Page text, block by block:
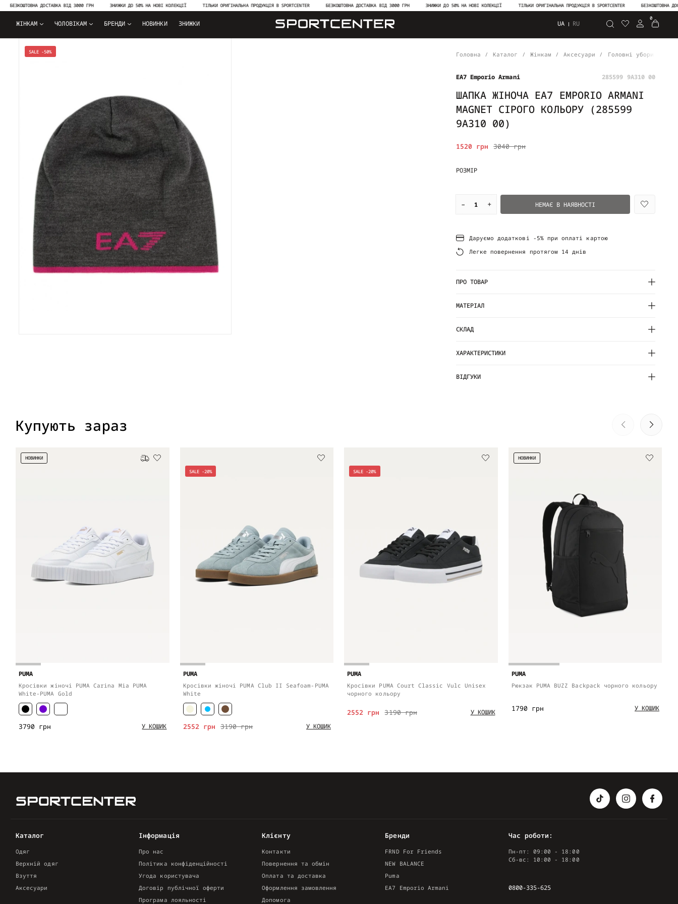
ДОСТАВКА ВІД 3000 ГРН ЗНИЖКИ ДО 50% НА НОВІ КОЛЕКЦІЇ ТІЛЬКИ ОРИГІНАЛЬНА ПРОДУКЦІЯ В SPORTCENTER БЕЗКОШТОВНА ДОСТАВКА ВІД 3000 ГРН ЗНИЖКИ ДО 50% НА НОВІ КОЛЕКЦІЇ ТІЛЬКИ ОРИГІНАЛЬНА ПРОДУКЦІЯ В SPORTCENTER БЕЗКОШТОВНА
ЖІНКАМ ЧОЛОВІКАМ БРЕНДИ НОВИНКИ ЗНИЖКИ UA RU Пошук
0
SALE -50% Головна Каталог Жінкам Аксесуари Головні убори
EA7 Emporio Armani 285599 9A310 00
ШАПКА ЖІНОЧА EA7 EMPORIO ARMANI
MAGNET СІРОГО КОЛЬОРУ (285599
9A310 00)
3040 грн
1520 грн
РОЗМІР
– + НЕМАЄ В НАЯВНОСТІ
Даруємо додаткові -5% при оплаті картою
Легке повернення протягом 14 днів
ПРО ТОВАР
МАТЕРІАЛ
СКЛАД
ХАРАКТЕРИСТИКИ
ВІДГУКИ
Купують зараз
НОВИНКИ Безкоштовна доставка
PUMA
Кросівки жіночі PUMA Carina Mia PUMA
White-PUMA Gold
3790 грн У КОШИК
SALE -20%
PUMA
Кросівки жіночі PUMA Club II Seafoam-PUMA
White
3190 грн
2552 грн У КОШИК
SALE -20%
PUMA
Кросівки PUMA Court Classic Vulc Unisex
чорного кольору
3190 грн
2552 грн У КОШИК
НОВИНКИ
PUMA
Рюкзак PUMA BUZZ Backpack чорного кольору
1790 грн У КОШИК
Каталог
Одяг
Верхній одяг
Взуття
Аксесуари
Інформація
Про нас
Політика конфіденційності
Угода користувача
Договір публічної оферти
Програма лояльності
Клієнту
Контакти
Повернення та обмін
Оплата та доставка
Оформлення замовлення
Допомога
Бренди
FRND For Friends
NEW BALANCE
Puma
EA7 Emporio Armani
Час роботи:
Пн-пт: 09:00 - 18:00
Сб-вс: 10:00 - 18:00
0800-335-625